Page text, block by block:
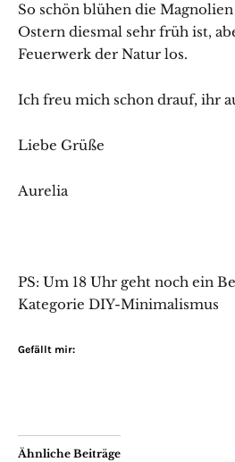
So schön blühen die
Ostern diesmal sehr früh ist,
Feuerwerk der Natur los.
Ich freu mich schon drauf, ihr
Liebe Grüße
Aurelia
PS: Um 18 Uhr geht noch ein
Kategorie DIY-Minimalismus
Gefällt mir:
Ähnliche Beiträge